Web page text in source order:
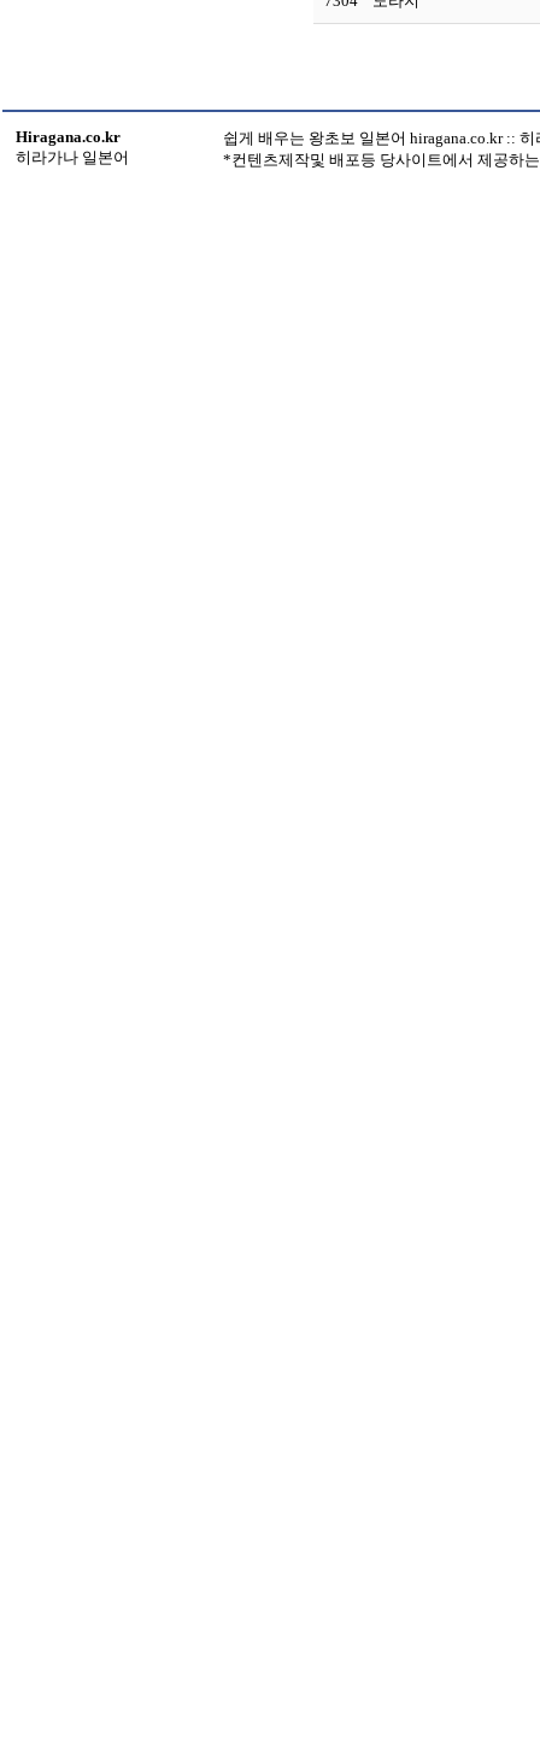
Hiragana.co.kr
히라가나 일본어
쉽게 배우는 왕초보 일본어 hiragana.co.kr ::
*컨텐츠제작및 배포등 당사이트에서 제공하